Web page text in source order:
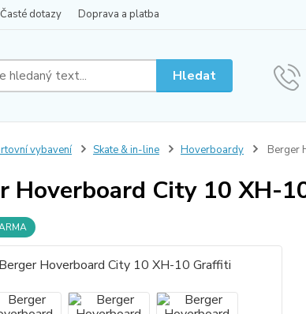
Časté dotazy Doprava a platba
Hledat
vybavení Skate & in-line Hoverboardy Berger
Hoverboard City 10 XH-